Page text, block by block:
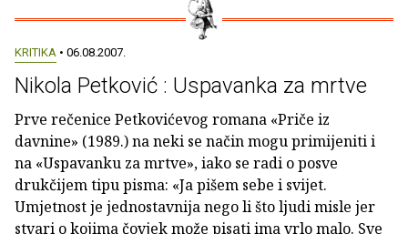
KRITIKA • 06.08.2007.
Nikola Petković : Uspavanka za mrtve
Prve rečenice Petkovićevog romana «Priče iz
davnine» (1989.) na neki se način mogu primijeniti i
na «Uspavanku za mrtve», iako se radi o posve
drukčijem tipu pisma: «Ja pišem sebe i svijet.
Umjetnost je jednostavnija nego li što ljudi misle jer
stvari o kojima čovjek može pisati ima vrlo malo. Sve